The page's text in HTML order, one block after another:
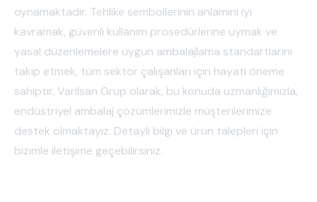
oynamaktadır. Tehlike sembollerinin anlamını iyi
kavramak, güvenli kullanım prosedürlerine uymak ve
yasal düzenlemelere uygun ambalajlama standartlarını
takip etmek, tüm sektör çalışanları için hayati öneme
sahiptir. Varilsan Grup olarak, bu konuda uzmanlığımızla,
endüstriyel ambalaj çözümlerimizle müşterilerimize
destek olmaktayız. Detaylı bilgi ve ürün talepleri için
bizimle iletişime geçebilirsiniz.